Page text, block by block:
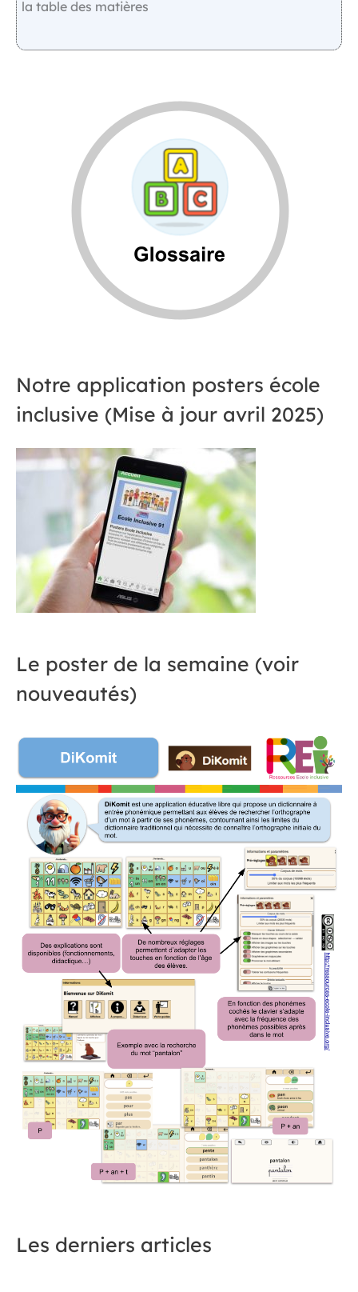
la table des matières
Notre application posters école
inclusive (Mise à jour avril 2025)
Le poster de la semaine (voir
nouveautés)
Les derniers articles